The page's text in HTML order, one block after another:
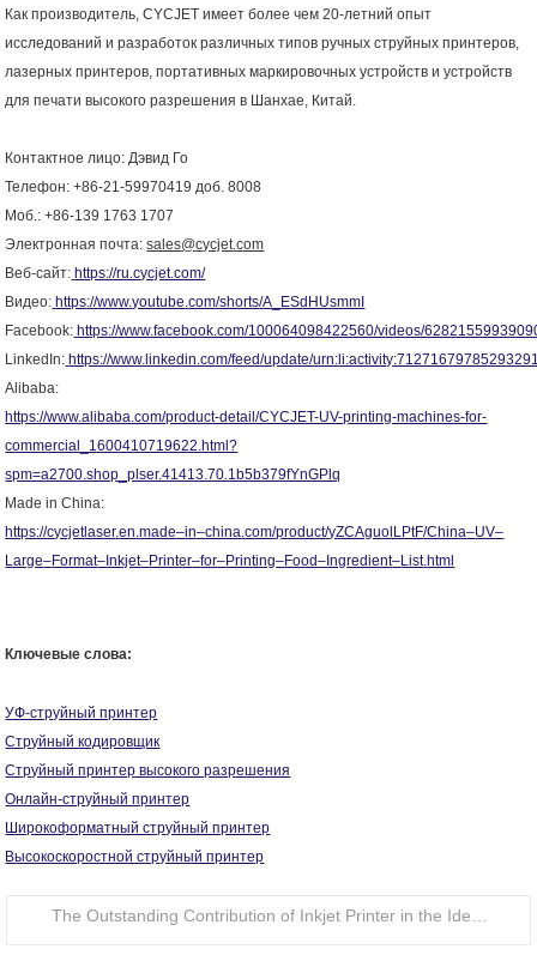
Как производитель,CYCJET имеет более чем 20-летний опыт
исследований и разработок различных типов ручных струйных принтеров,
лазерных принтеров, портативных маркировочных устройств и устройств
для печати высокого разрешения в Шанхае, Китай.
Контактное лицо: Дэвид Го
Телефон: +86-21-59970419 доб. 8008
Моб.: +86-139 1763 1707
Электронная почта:sales@cycjet.com
Веб-сайт: https://ru.cycjet.com/
Видео: https://www.youtube.com/shorts/A
ESdHUsmmI
Facebook: https://www.facebook.com/100064098422560/videos/
LinkedIn: https://www.linkedin.com/feed/update/
Alibaba:
https://www.alibaba.com/product-detail/CYCJET-UV-printing-machines-for-
commercial_1600410719622.html?
spm=a2700.shop_plser.41413.70.1b5b379fYnGPlq
Made in China:
https://cycjetlaser.en.made–in–china.com/product/yZCAguolLPtF/China–UV–
Large–Format– Inkjet–Printer–for–Printing–Food– Ingredient–List.html
Ключевые слова:
УФ-струйный принтер
Струйный кодировщик
Струйный принтер высокого разрешения
Онлайн-струйный принтер
Широкоформатный струйный принтер
Высокоскоростной струйный принтер
The Outstanding Contribution of Inkjet Printer in the Identification of Food Packaging Bottle Caps